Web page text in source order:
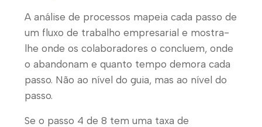
A análise de processos mapeia cada passo de
um fluxo de trabalho empresarial e mostra-
lhe onde os colaboradores o concluem, onde
o abandonam e quanto tempo demora cada
passo. Não ao nível do guia, mas ao nível do
passo.
Se o passo 4 de 8 tem uma taxa de